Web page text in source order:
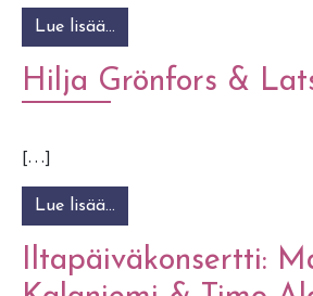
Lue lisää…
Hilja Grönfors &
[…]
Lue lisää…
Iltapäiväkonsertti: